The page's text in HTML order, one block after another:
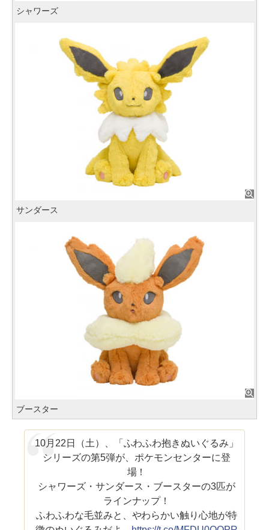
シャワーズ
サンダース
ブースター
10月22日（土）、「ふわふわ抱きぬいぐるみ」
シリーズの第5弾が、ポケモンセンターに登
場！
シャワーズ・サンダース・ブースターの3匹が
ラインナップ！
ふわふわな毛並みと、やわらかい触り心地が特